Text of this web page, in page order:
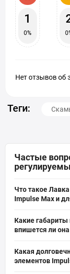
1
0%
Нет отзывов об
Теги:
Частые
Что такое
Impulse Max и
работы под
продвинутых
Какие габариты
впишется ли
занимает
Какая
элементов